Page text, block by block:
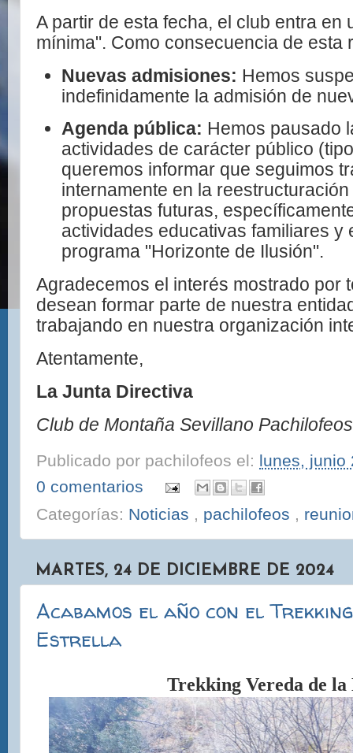
A partir de esta fecha, el club entra en
mínima". Como consecuencia de esta
Nuevas admisiones: Hemos
indefinidamente la admisión de
Agenda pública: Hemos pausado
actividades de carácter público
queremos informar que seguimos
internamente en la
propuestas futuras,
actividades educativas familiares y
programa "Horizonte de Ilusión".
Agradecemos el interés mostrado por
desean formar parte de nuestra
trabajando en nuestra organización
Atentamente,
La Junta Directiva
Club de Montaña Sevillano Pachilofeos
Publicado por pachilofeos el: lunes, junio
0 comentarios
Categorías: Noticias , pachilofeos ,
MARTES, 24 DE DICIEMBRE DE 2024
Acabamos el año con el
Estrella
Trekking Vereda de